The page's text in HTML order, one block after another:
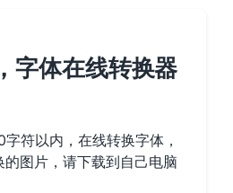
字体在线转换器
符以内，在线转换字体，
图片，请下载到自己电脑